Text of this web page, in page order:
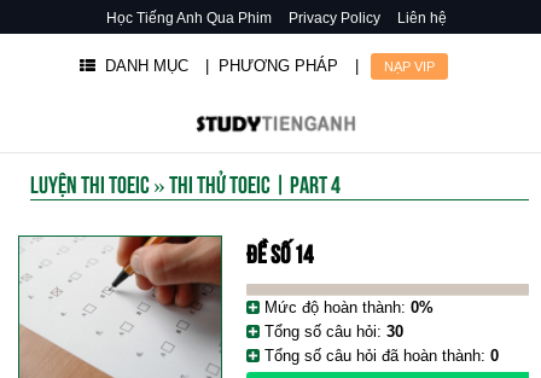
Học Tiếng Anh Qua Phim Privacy Policy Liên hệ
DANH MỤC | PHƯƠNG PHÁP NẠP VIP
LUYỆN THI TOEIC»THI THỬ TOEIC | PART 4
ĐỀ SỐ 14
Mức độ hoàn thành:0%
Tổng số câu hỏi:30
Tổng số câu hỏi đã hoàn thành:0